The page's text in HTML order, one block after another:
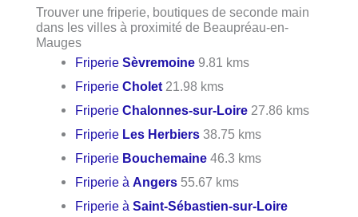
Trouver une friperie, boutiques de seconde main
dans les villes à proximité de Beaupréau-en-
Mauges
FriperieSèvremoine 9.81 kms
FriperieCholet 21.98 kms
FriperieChalonnes-sur-Loire 27.86 kms
Friperie Les Herbiers 38.75 kms
Friperie Bouchemaine 46.3 kms
Friperie àAngers 55.67 kms
Friperie àSaint-Sébastien-sur-Loire